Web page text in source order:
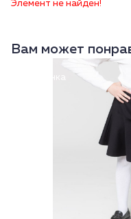
Элемент не найден!
Вам может